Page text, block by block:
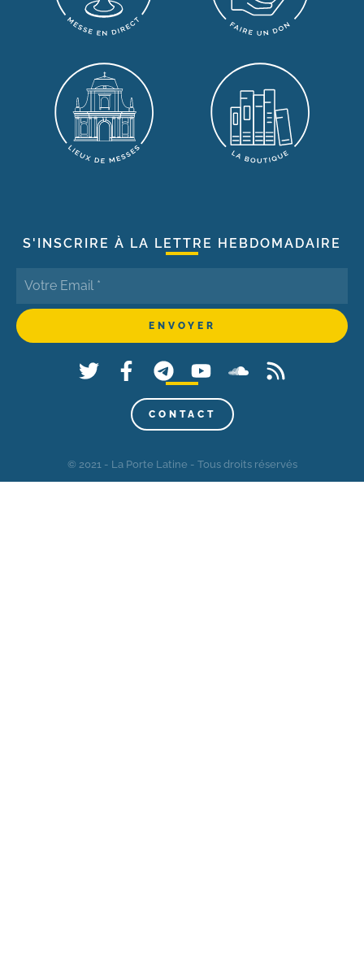
S'INSCRIRE À LA LETTRE HEBDOMADAIRE
CONTACT
© 2021 - La Porte Latine - Tous droits réservés